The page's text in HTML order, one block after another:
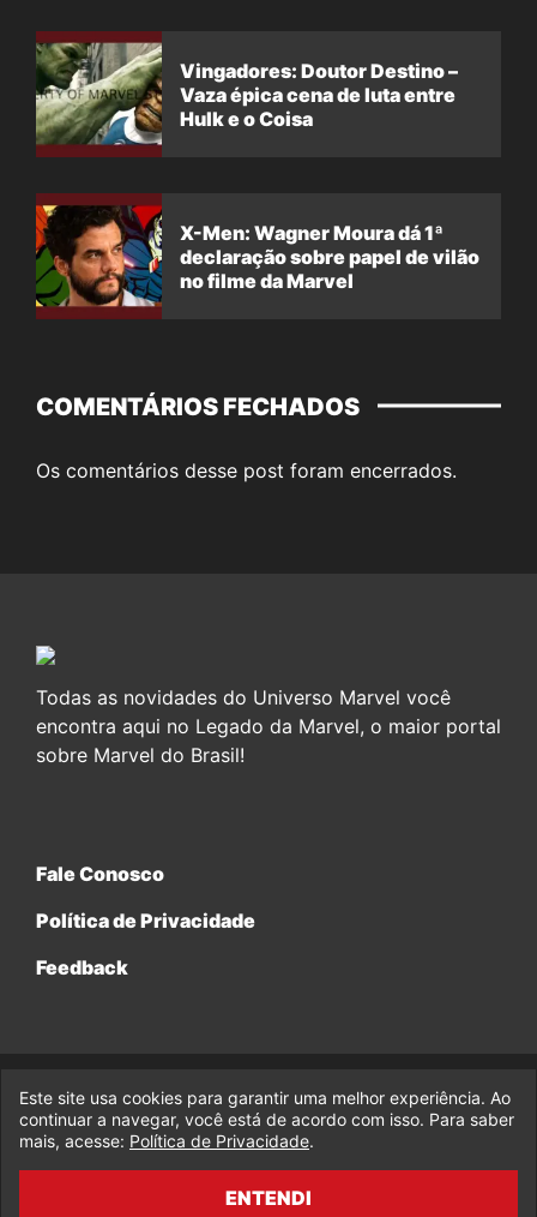
Vingadores: Doutor Destino –
Vaza épica cena de luta entre
Hulk e o Coisa
X-Men: Wagner Moura dá 1ª
declaração sobre papel de vilão
no filme da Marvel
COMENTÁRIOS FECHADOS
Os comentários desse post foram encerrados.
Todas as novidades do Universo Marvel você
encontra aqui no Legado da Marvel, o maior portal
sobre Marvel do Brasil!
Fale Conosco
Política de Privacidade
Feedback
© 2017-2026 Legado da Marvel, uma empresa da Legado
Enterprises.
fabiolobo
Este site usa cookies para garantir uma melhor experiência. Ao
continuar a navegar, você está de acordo com isso. Para saber
mais, acesse: Política de Privacidade.
ENTENDI